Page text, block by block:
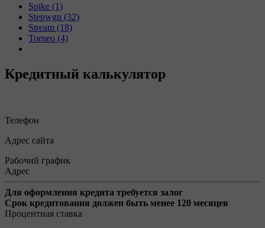
Spike (1)
Stepwgn (32)
Stream (18)
Torneo (4)
Кредитный калькулятор
Телефон
Адрес сайта
Рабочий график
Адрес
Для оформления кредита требуется залог
Срок кредитования должен быть менее 120 месяцев
Процентная ставка